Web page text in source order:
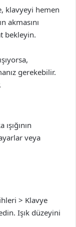
klavyeyi hemen
akmasını
bekleyin.
gerekebilir.
veya
> Klavye
Işık düzeyini